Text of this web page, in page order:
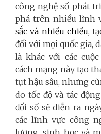
công nghệ số phát
phá trên nhiều lĩnh
sắc và nhiều chiều,
đối với mọi quốc gia,
là khác với các
cách mạng này tạo
tụt hậu sâu, nhưng
do tốc độ và tác
đổi số sẽ diễn ra
các lĩnh vực công